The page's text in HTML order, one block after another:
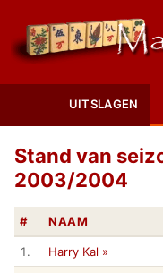
UITSLAGEN
Stand van
2003/2004
# NAAM
1. Harry Kal »